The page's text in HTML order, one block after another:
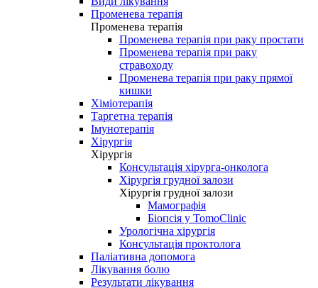
Променева терапія
Променева терапія
Променева терапія при раку простати
Променева терапія при раку
стравоходу
Променева терапія при раку прямої
кишки
Хіміотерапія
Таргетна терапія
Імунотерапія
Хірургія
Хірургія
Консультація хірурга-онколога
Хірургія грудної залози
Хірургія грудної залози
Мамографія
Біопсія у TomoClinic
Урологічна хірургія
Консультація проктолога
Паліативна допомога
Лікування болю
Результати лікування